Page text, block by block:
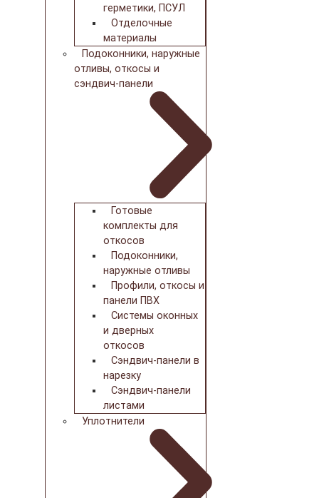
герметики, ПСУЛ
Отделочные
материалы
Подоконники, наружные
отливы, откосы и
сэндвич-панели
Готовые
комплекты для
откосов
Подоконники,
наружные отливы
Профили, откосы и
панели ПВХ
Системы оконных
и дверных
откосов
Сэндвич-панели в
нарезку
Сэндвич-панели
листами
Уплотнители